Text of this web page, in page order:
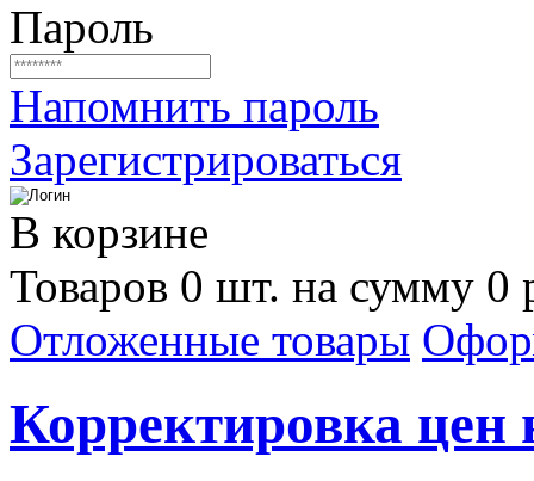
Пароль
Напомнить пароль
Зарегистрироваться
В корзине
Товаров 0 шт. на сумму 0
Отложенные товары
Корректировка цен